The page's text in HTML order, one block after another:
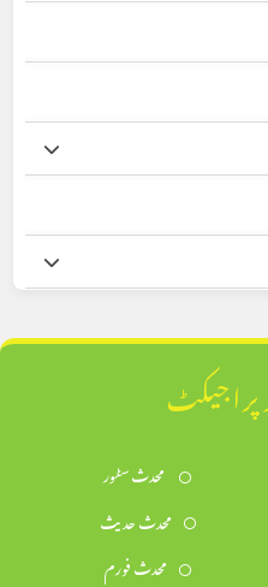
محدث سٹور
محدث حدیث
محدث فورم